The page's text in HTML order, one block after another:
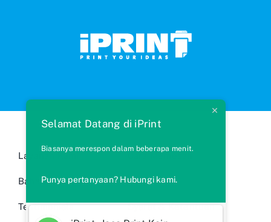
Layanan Kami
Bahan Kain
Testimonials
Cara Memesan
FAQs
Selamat Datang di iPrint
Biasanya merespon dalam beberapa menit.
Punya pertanyaan? Hubungi kami.